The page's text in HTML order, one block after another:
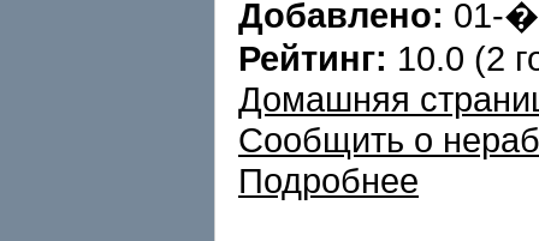
Добавлено: 01-
Рейтинг: 10.0 (2
Домашняя
Сообщить о
Подробнее